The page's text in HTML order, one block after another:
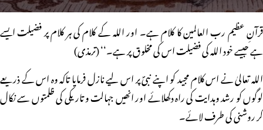
قرآنِ عظیم رب العالمین کا کلام ہے۔ اور اللہ کے کلام کی ہر کلام پر فضیلت ایسے
ہے جیسے خود اللہ کی فضیلت اس کی مخلوق پر ہے۔‘‘ (ترمذی)
اللہ تعالیٰ نے اس کلام مجید کو اپنے نبیؐ پر اس لیے نازل فرمایا تاکہ وہ اس کے ذریعے
لوگوں کو رشد وہدایت کی راہ دکھلائے اور انھیں جہالت و تاریکی کی ظلمتوں سے نکال
کر روشنی کی طرف لائے۔